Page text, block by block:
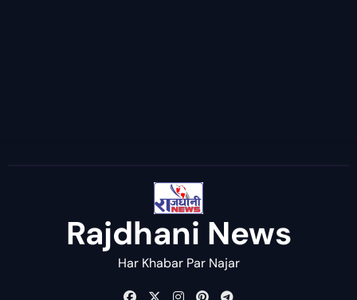
Rajdhani News
Har Khabar Par Najar